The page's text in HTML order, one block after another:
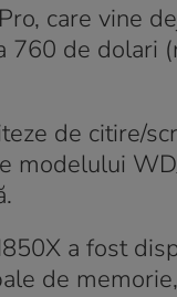
care vine
760 de dolari
de citire/
modelului
a fost
de